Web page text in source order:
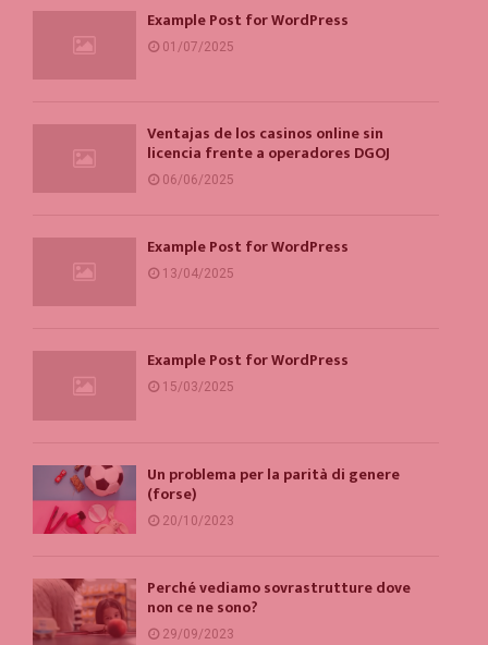
Example Post for WordPress
01/07/2025
Ventajas de los casinos online sin
licencia frente a operadores DGOJ
06/06/2025
Example Post for WordPress
13/04/2025
Example Post for WordPress
15/03/2025
Un problema per la parità di genere
(forse)
20/10/2023
Perché vediamo sovrastrutture dove
non ce ne sono?
29/09/2023